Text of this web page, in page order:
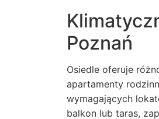
Poznań
Osiedle oferuje
apartamenty
wymagających
balkon lub taras,